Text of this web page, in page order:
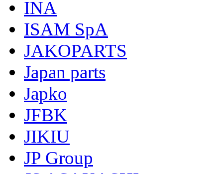
INA
ISAM SpA
JAKOPARTS
Japan parts
Japko
JFBK
JIKIU
JP Group